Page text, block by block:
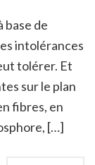
base de
intolérances
tolérer. Et
sur le plan
fibres, en
[…]